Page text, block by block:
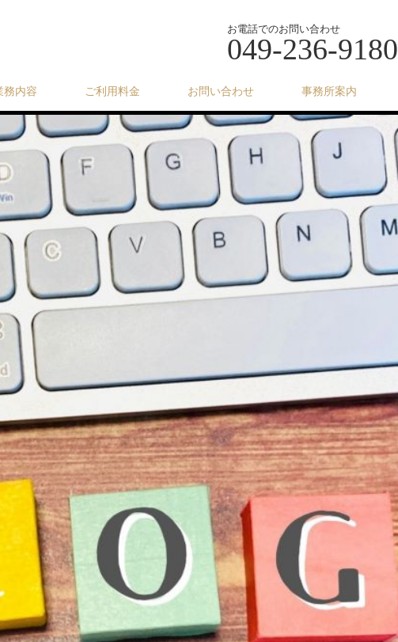
お電話でのお問い合わせ
049-236-9180
務内容 ご利用料金 お問い合わせ 事務所案内